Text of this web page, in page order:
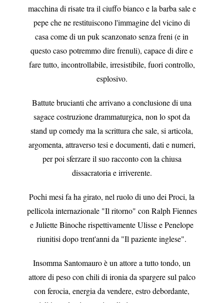
macchina di risate tra il ciuffo bianco e la barba sale e
pepe che ne restituiscono l'immagine del vicino di
casa come di un puk scanzonato senza freni (e in
questo caso potremmo dire frenuli), capace di dire e
fare tutto, incontrollabile, irresistibile, fuori controllo,
esplosivo.
Battute brucianti che arrivano a conclusione di una
sagace costruzione drammaturgica, non lo spot da
stand up comedy ma la scrittura che sale, si articola,
argomenta, attraverso tesi e documenti, dati e numeri,
per poi sferzare il suo racconto con la chiusa
dissacratoria e irriverente.
Pochi mesi fa ha girato, nel ruolo di uno dei Proci, la
pellicola internazionale "Il ritorno" con Ralph Fiennes
e Juliette Binoche rispettivamente Ulisse e Penelope
riunitisi dopo trent'anni da "Il paziente inglese".
Insomma Santomauro è un attore a tutto tondo, un
attore di peso con chili di ironia da spargere sul palco
con ferocia, energia da vendere, estro debordante,